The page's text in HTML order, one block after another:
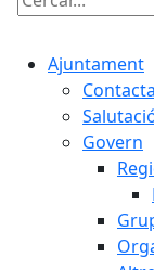
Cercar:
Ajuntament
Govern